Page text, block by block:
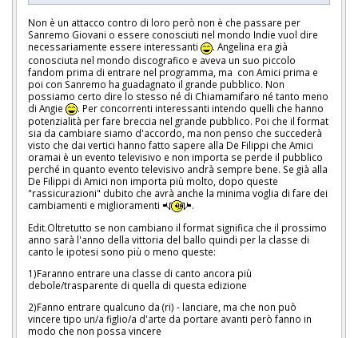
Non è un attacco contro di loro però non è che passare per
Sanremo Giovani o essere conosciuti nel mondo Indie vuol dire
necessariamente essere interessanti
. Angelina era già
conosciuta nel mondo discografico e aveva un suo piccolo
fandom prima di entrare nel programma, ma con Amici prima e
poi con Sanremo ha guadagnato il grande pubblico. Non
possiamo certo dire lo stesso né di Chiamamifaro né tanto meno
di Angie
. Per concorrenti interessanti intendo quelli che hanno
potenzialità per fare breccia nel grande pubblico. Poi che il format
sia da cambiare siamo d'accordo, ma non penso che succederà
visto che dai vertici hanno fatto sapere alla De Filippi che Amici
oramai è un evento televisivo e non importa se perde il pubblico
perché in quanto evento televisivo andrà sempre bene. Se già alla
De Filippi di Amici non importa più molto, dopo queste
"rassicurazioni" dubito che avrà anche la minima voglia di fare dei
cambiamenti e miglioramenti
.
Edit.Oltretutto se non cambiano il format significa che il prossimo
anno sarà l'anno della vittoria del ballo quindi per la classe di
canto le ipotesi sono più o meno queste:
1)Faranno entrare una classe di canto ancora più
debole/trasparente di quella di questa edizione
2)Fanno entrare qualcuno da (ri) - lanciare, ma che non può
vincere tipo un/a figlio/a d'arte da portare avanti però fanno in
modo che non possa vincere